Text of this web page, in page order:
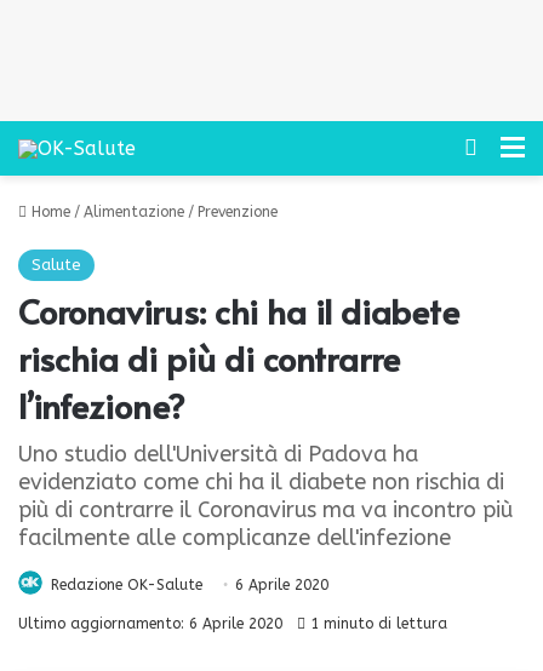
Cerca
Home / Alimentazione / Prevenzione
Salute
Coronavirus: chi ha il diabete
rischia di più di contrarre
l’infezione?
Uno studio dell'Università di Padova ha
evidenziato come chi ha il diabete non rischia di
più di contrarre il Coronavirus ma va incontro più
facilmente alle complicanze dell'infezione
Redazione OK-Salute 6 Aprile 2020
Ultimo aggiornamento: 6 Aprile 2020 1 minuto di lettura